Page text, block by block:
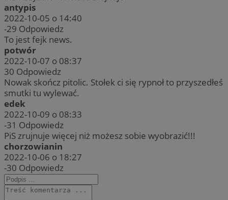
antypis
2022-10-05 o 14:40
-29 Odpowiedz
To jest fejk news.
potwór
2022-10-07 o 08:37
30 Odpowiedz
Nowak skończ pitolic. Stołek ci się rypnoł to przyszedłeś
smutki tu wylewać.
edek
2022-10-09 o 08:33
-31 Odpowiedz
PiS zrujnuje więcej niż możesz sobie wyobrazić!!!
chorzowianin
2022-10-06 o 18:27
-30 Odpowiedz